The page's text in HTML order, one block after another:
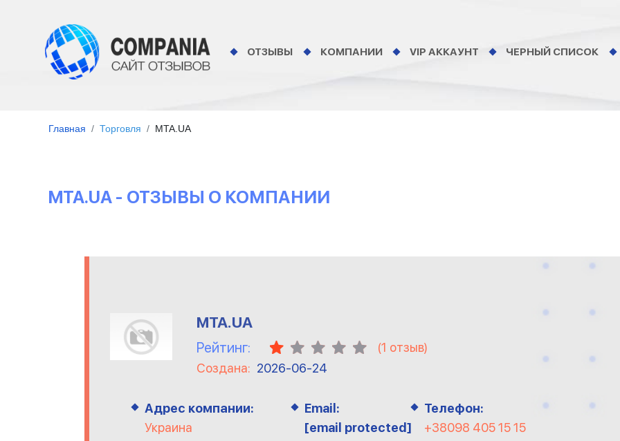
ОТЗЫВЫ КОМПАНИИ VIP АККАУНТ ЧЕРНЫЙ СПИСОК
Главная Торговля MTA.UA
MTA.UA - ОТЗЫВЫ О КОМПАНИИ
MTA.UA
Рейтинг: (1 отзыв)
Создана: 2026-06-24
Адрес компании:
Украина
Email:
[email protected]
Телефон:
+38098 405 15 15